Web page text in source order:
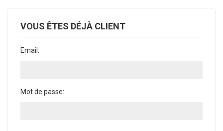
VOUS ÊTES DÉJÀ CLIENT
Email:
Mot de passe: